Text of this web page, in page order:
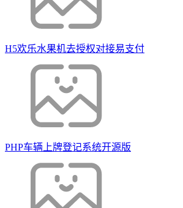
H5欢乐水果机去授权对接易支付
PHP车辆上牌登记系统开源版